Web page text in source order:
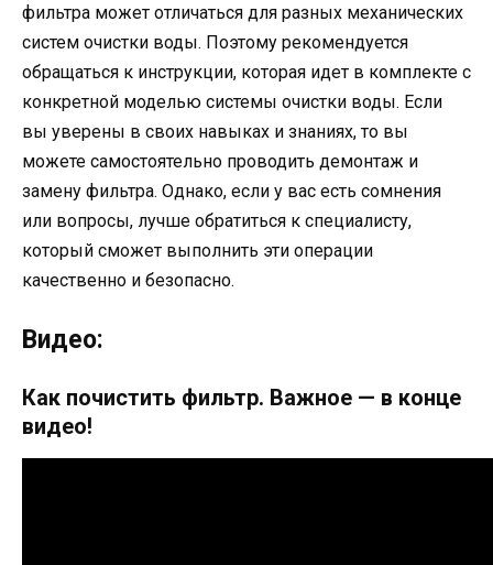
фильтра может отличаться для разных механических
систем очистки воды. Поэтому рекомендуется
обращаться к инструкции, которая идет в комплекте с
конкретной моделью системы очистки воды. Если
вы уверены в своих навыках и знаниях, то вы
можете самостоятельно проводить демонтаж и
замену фильтра. Однако, если у вас есть сомнения
или вопросы, лучше обратиться к специалисту,
который сможет выполнить эти операции
качественно и безопасно.
Видео:
Как почистить фильтр. Важное — в конце
видео!